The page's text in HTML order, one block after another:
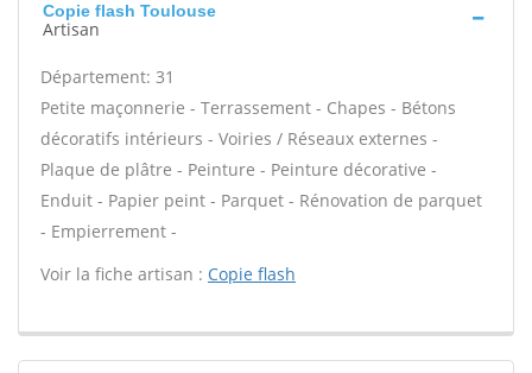
Copie flash Toulouse
Artisan
Département: 31
Petite maçonnerie - Terrassement - Chapes - Bétons
décoratifs intérieurs - Voiries / Réseaux externes -
Plaque de plâtre - Peinture - Peinture décorative -
Enduit - Papier peint - Parquet - Rénovation de parquet
- Empierrement -
Voir la fiche artisan : Copie flash